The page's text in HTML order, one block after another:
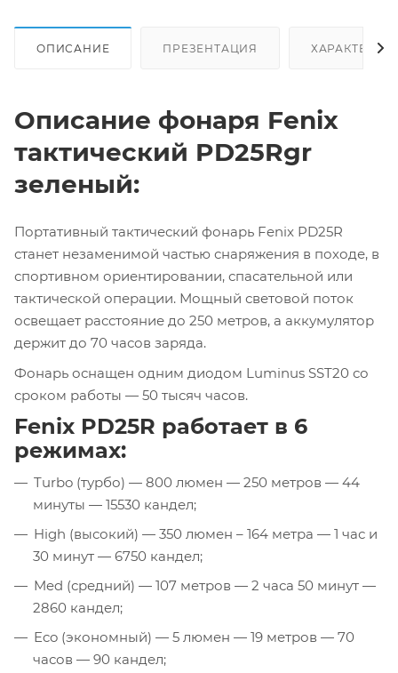
ОПИСАНИЕ ПРЕЗЕНТАЦИЯ
Описание фонаря Fenix
тактический PD25Rgr
зеленый:
Портативный тактический фонарь Fenix PD25R
станет незаменимой частью снаряжения в походе, в
спортивном ориентировании, спасательной или
тактической операции. Мощный световой поток
освещает расстояние до 250 метров, а аккумулятор
держит до 70 часов заряда.
Фонарь оснащен одним диодом Luminus SST20 со
сроком работы — 50 тысяч часов.
Fenix PD25R работает в 6
режимах:
Turbo (турбо) — 800 люмен — 250 метров — 44
минуты — 15530 кандел;
High (высокий) — 350 люмен – 164 метра — 1 час и
30 минут — 6750 кандел;
Med (средний) — 107 метров — 2 часа 50 минут —
2860 кандел;
Eco (экономный) — 5 люмен — 19 метров — 70
часов — 90 кандел;